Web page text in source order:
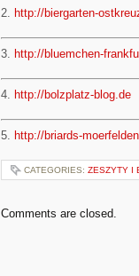
2. http://biergarten-
3. http://bluemchen-
4. http://bolzplatz-blog.de
5. http://briards-
CATEGORIES: ZESZYTY I
Comments are closed.